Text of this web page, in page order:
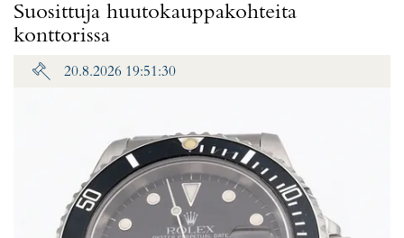
Suosittuja huutokauppakohteita
konttorissa
20.8.2026 19:51:30